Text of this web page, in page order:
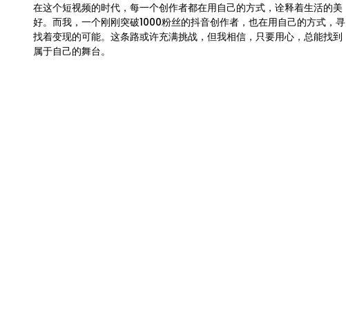
在这个短视频的时代，每一个创作者都在用自己的方式，诠释着生活的美
好。而我，一个刚刚突破1000粉丝的抖音创作者，也在用自己的方式，寻
找着变现的可能。这条路或许充满挑战，但我相信，只要用心，总能找到
属于自己的舞台。